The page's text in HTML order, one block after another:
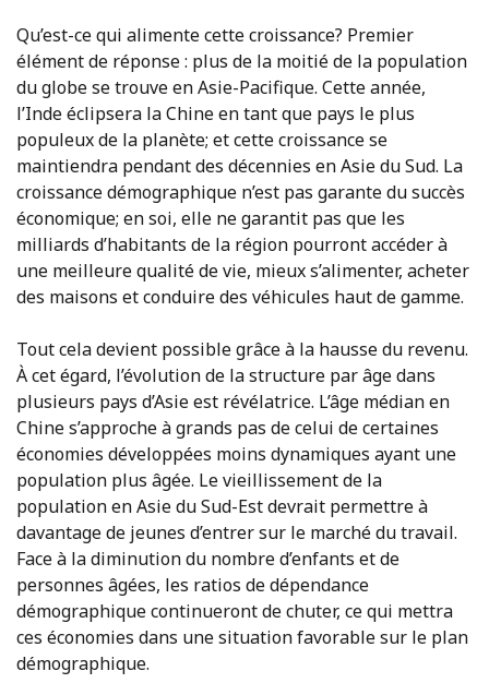
Qu’est-ce qui alimente cette croissance? Premier
élément de réponse : plus de la moitié de la population
du globe se trouve en Asie-Pacifique. Cette année,
l’Inde éclipsera la Chine en tant que pays le plus
populeux de la planète; et cette croissance se
maintiendra pendant des décennies en Asie du Sud. La
croissance démographique n’est pas garante du succès
économique; en soi, elle ne garantit pas que les
milliards d’habitants de la région pourront accéder à
une meilleure qualité de vie, mieux s’alimenter, acheter
des maisons et conduire des véhicules haut de gamme.
Tout cela devient possible grâce à la hausse du revenu.
À cet égard, l’évolution de la structure par âge dans
plusieurs pays d’Asie est révélatrice. L’âge médian en
Chine s’approche à grands pas de celui de certaines
économies développées moins dynamiques ayant une
population plus âgée. Le vieillissement de la
population en Asie du Sud-Est devrait permettre à
davantage de jeunes d’entrer sur le marché du travail.
Face à la diminution du nombre d’enfants et de
personnes âgées, les ratios de dépendance
démographique continueront de chuter, ce qui mettra
ces économies dans une situation favorable sur le plan
démographique.